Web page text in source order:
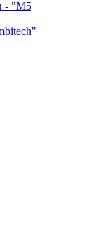
- "M5